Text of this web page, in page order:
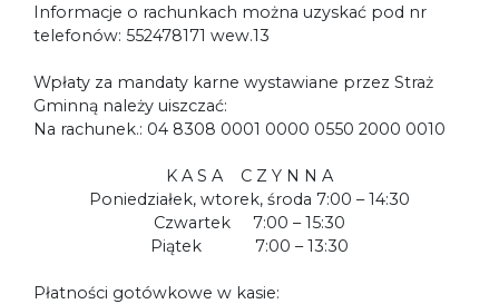
Informacje o rachunkach można uzyskać pod nr
telefonów: 552478171 wew.13
Wpłaty za mandaty karne wystawiane przez Straż
Gminną należy uiszczać:
Na rachunek.: 04 8308 0001 0000 0550 2000 0010
K A S A C Z Y N N A
Poniedziałek, wtorek, środa 7:00 – 14:30
Czwartek 7:00 – 15:30
Piątek 7:00 – 13:30
Płatności gotówkowe w kasie: